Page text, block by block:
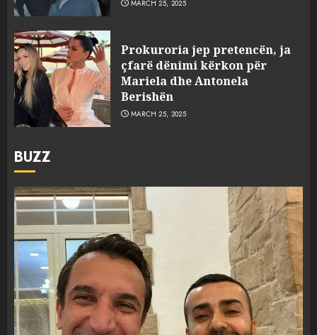
MARCH 25, 2025
Prokuroria jep pretencën, ja
çfarë dënimi kërkon për
Mariela dhe Antonela
Berishën
MARCH 25, 2025
BUZZ